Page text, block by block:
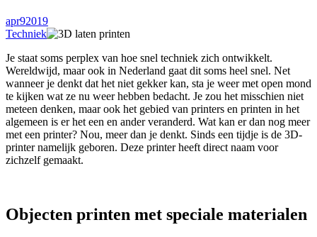
apr92019
Techniek
Je staat soms perplex van hoe snel techniek zich ontwikkelt.
Wereldwijd, maar ook in Nederland gaat dit soms heel snel. Net
wanneer je denkt dat het niet gekker kan, sta je weer met open mond
te kijken wat ze nu weer hebben bedacht. Je zou het misschien niet
meteen denken, maar ook het gebied van printers en printen in het
algemeen is er het een en ander veranderd. Wat kan er dan nog meer
met een printer? Nou, meer dan je denkt. Sinds een tijdje is de 3D-
printer namelijk geboren. Deze printer heeft direct naam voor
zichzelf gemaakt.
Objecten printen met speciale materialen